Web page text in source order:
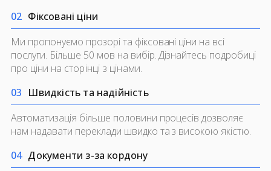
02 Фіксовані ціни
Ми пропонуємо прозорі та фіксовані ціни на всі
послуги. Більше 50 мов на вибір. Дізнайтесь подробиці
про ціни на сторінці з цінами.
03 Швидкість та надійність
Автоматизація більше половини процесів дозволяє
нам надавати переклади швидко та з високою якістю.
04 Документи з-за кордону